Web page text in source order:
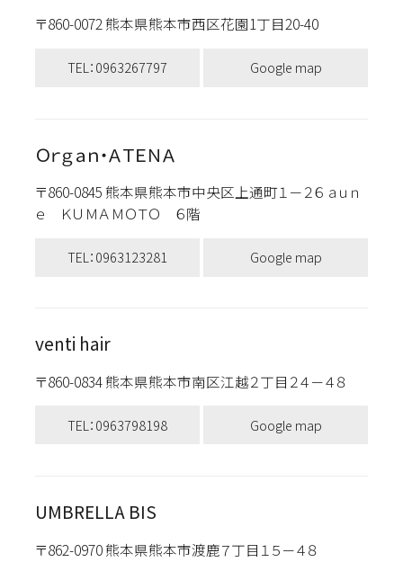
〒860-0072 熊本県熊本市西区花園1丁目20-40
TEL：0963267797 Google map
Ｏｒｇａｎ・ＡＴＥＮＡ
〒860-0845 熊本県熊本市中央区上通町１－２６ ａｕｎ
ｅ ＫＵＭＡＭＯＴＯ ６階
TEL：0963123281 Google map
venti hair
〒860-0834 熊本県熊本市南区江越２丁目２４－４８
TEL：0963798198 Google map
UMBRELLA BIS
〒862-0970 熊本県熊本市渡鹿７丁目１５－４８